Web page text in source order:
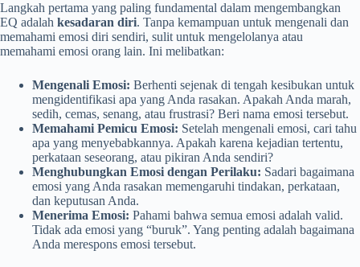
Langkah pertama yang paling fundamental dalam mengembangkan
EQ adalah kesadaran diri. Tanpa kemampuan untuk mengenali dan
memahami emosi diri sendiri, sulit untuk mengelolanya atau
memahami emosi orang lain. Ini melibatkan:
Mengenali Emosi: Berhenti sejenak di tengah kesibukan untuk
mengidentifikasi apa yang Anda rasakan. Apakah Anda marah,
sedih, cemas, senang, atau frustrasi? Beri nama emosi tersebut.
Memahami Pemicu Emosi: Setelah mengenali emosi, cari tahu
apa yang menyebabkannya. Apakah karena kejadian tertentu,
perkataan seseorang, atau pikiran Anda sendiri?
Menghubungkan Emosi dengan Perilaku: Sadari bagaimana
emosi yang Anda rasakan memengaruhi tindakan, perkataan,
dan keputusan Anda.
Menerima Emosi: Pahami bahwa semua emosi adalah valid.
Tidak ada emosi yang “buruk”. Yang penting adalah bagaimana
Anda merespons emosi tersebut.